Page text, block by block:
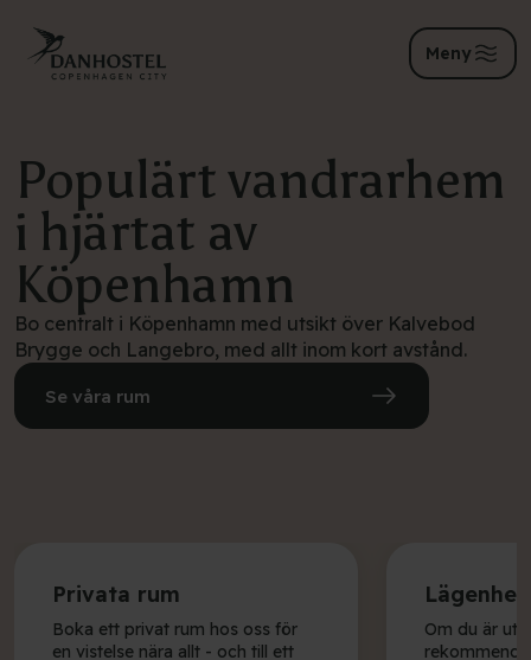
Meny
Populärt vandrarhem
i hjärtat av
Köpenhamn
Bo centralt i Köpenhamn med utsikt över Kalvebod
Brygge och Langebro, med allt inom kort avstånd.
Se våra rum
Privata rum
Boka ett privat rum hos oss för
en vistelse nära allt - och till ett
Om du är